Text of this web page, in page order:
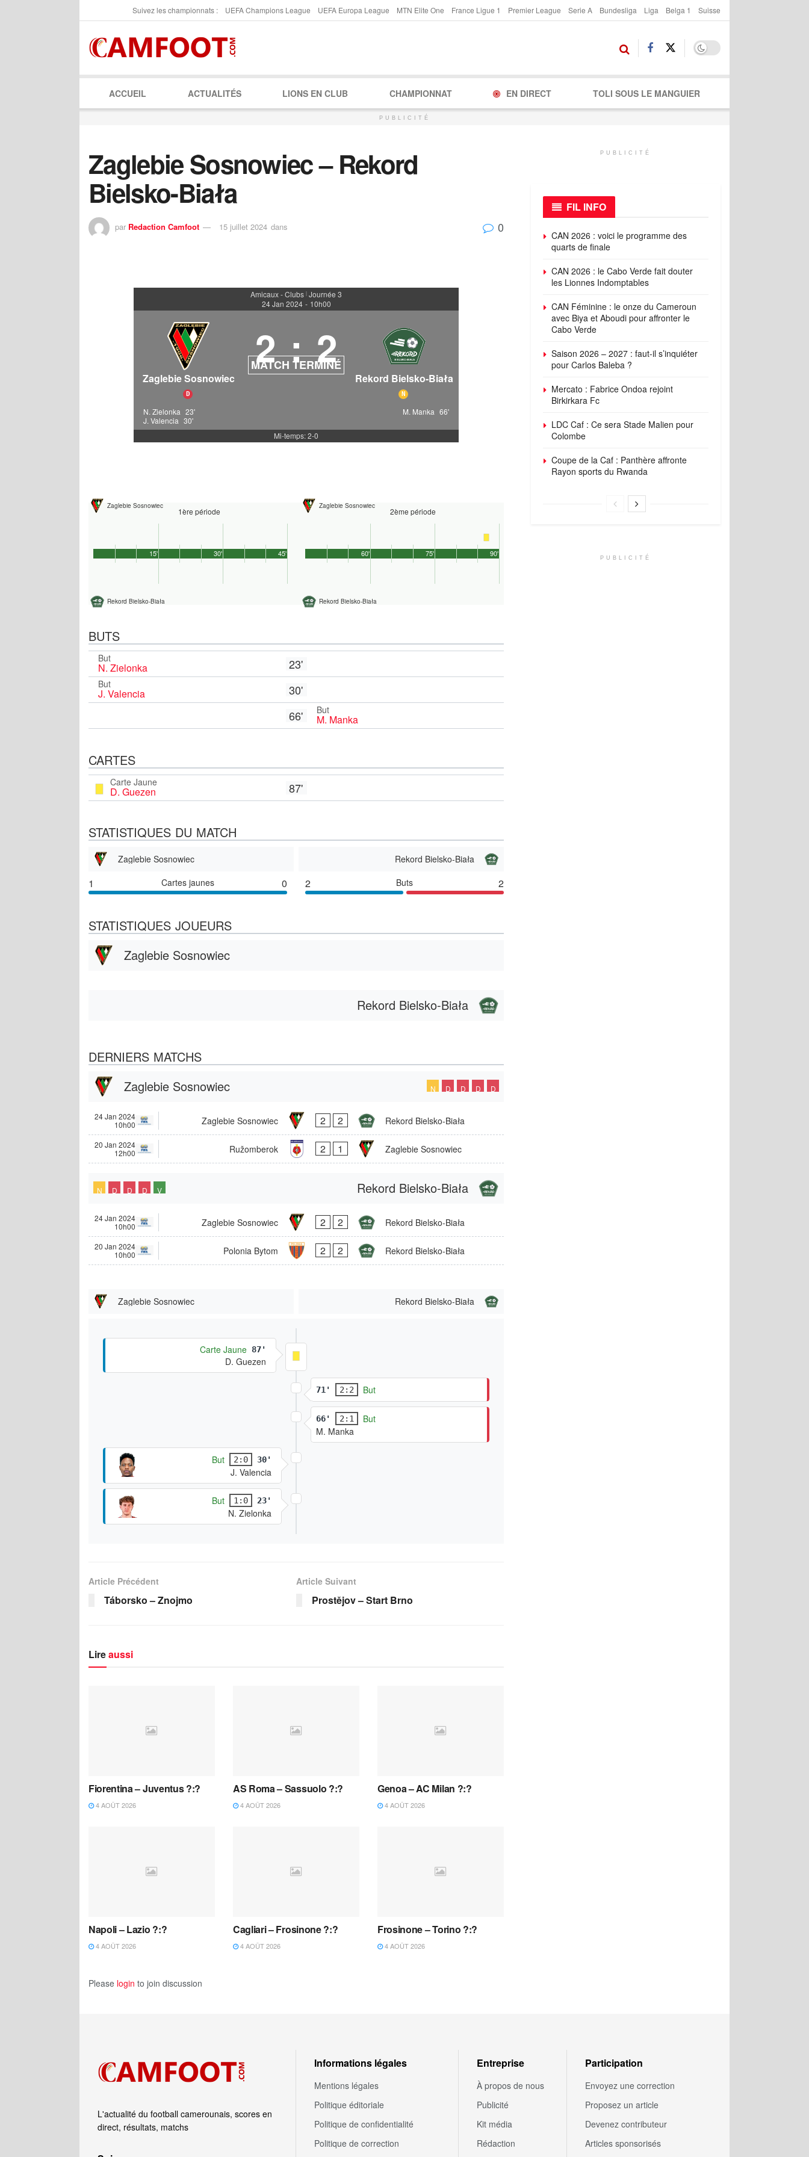
Suivez les championnats : UEFA Champions League UEFA Europa League MTN Elite One France Ligue 1 Premier League Serie A Bundesliga Liga Belga 1 Suisse
ACCUEIL ACTUALITÉS LIONS EN CLUB CHAMPIONNAT EN DIRECT TOLI SOUS LE MANGUIER
PUBLICITÉ
Zaglebie Sosnowiec – Rekord
Bielsko-Biała
par Redaction Camfoot 15 juillet 2024 dans 0
Amicaux - Clubs | Journée 3
24 Jan 2024 - 10h00
Zaglebie Sosnowiec
D
2 : 2
MATCH TERMINÉ
Rekord Bielsko-Biała
N
N. Zielonka 23'
J. Valencia 30'
M. Manka 66'
Mi-temps: 2-0
Zaglebie Sosnowiec
1ère période
Rekord Bielsko-Biała
45'
15' 30'
Zaglebie Sosnowiec
2ème période
Rekord Bielsko-Biała
90'
60' 75'
BUTS
But
N. Zielonka 23'
But
J. Valencia
30'
66'
But
M. Manka
CARTES
Carte Jaune
D. Guezen 87'
STATISTIQUES DU MATCH
Zaglebie Sosnowiec Rekord Bielsko-Biała
1 Cartes jaunes 0 2 Buts 2
STATISTIQUES JOUEURS
Zaglebie Sosnowiec
Rekord Bielsko-Biała
DERNIERS MATCHS
Zaglebie Sosnowiec
N D D D D
24 Jan 2024
10h00
Zaglebie Sosnowiec 2 2 Rekord Bielsko-Biała
20 Jan 2024
12h00
Ružomberok 2 1 Zaglebie Sosnowiec
Rekord Bielsko-Biała
N D D D V
24 Jan 2024
10h00
Zaglebie Sosnowiec 2 2 Rekord Bielsko-Biała
20 Jan 2024
10h00
Polonia Bytom 2 2 Rekord Bielsko-Biała
Zaglebie Sosnowiec Rekord Bielsko-Biała
Carte Jaune 87'
D. Guezen
71' 2:2 But
66' 2:1
But
M. Manka
But 2:0 30'
J. Valencia
But 1:0 23'
N. Zielonka
Article Précédent
Táborsko – Znojmo
Article Suivant
Prostějov – Start Brno
Lireaussi
Fiorentina – Juventus ?:?
4 AOÛT 2026
AS Roma – Sassuolo ?:?
4 AOÛT 2026
Genoa – AC Milan ?:?
4 AOÛT 2026
Napoli – Lazio ?:?
4 AOÛT 2026
Cagliari – Frosinone ?:?
4 AOÛT 2026
Frosinone – Torino ?:?
4 AOÛT 2026
Please login to join discussion
PUBLICITÉ
FIL INFO
CAN 2026 : voici le programme des
quarts de finale
CAN 2026 : le Cabo Verde fait douter
les Lionnes Indomptables
CAN Féminine : le onze du Cameroun
avec Biya et Aboudi pour affronter le
Cabo Verde
Saison 2026 – 2027 : faut-il s’inquiéter
pour Carlos Baleba ?
Mercato : Fabrice Ondoa rejoint
Birkirkara Fc
LDC Caf : Ce sera Stade Malien pour
Colombe
Coupe de la Caf : Panthère affronte
Rayon sports du Rwanda
PUBLICITÉ
L'actualité du football camerounais, scores en
direct, résultats, matchs
Informations légales
Mentions légales
Politique éditoriale
Politique de confidentialité
Politique de correction
Entreprise
À propos de nous
Publicité
Kit média
Rédaction
Participation
Envoyez une correction
Proposez un article
Devenez contributeur
Articles sponsorisés